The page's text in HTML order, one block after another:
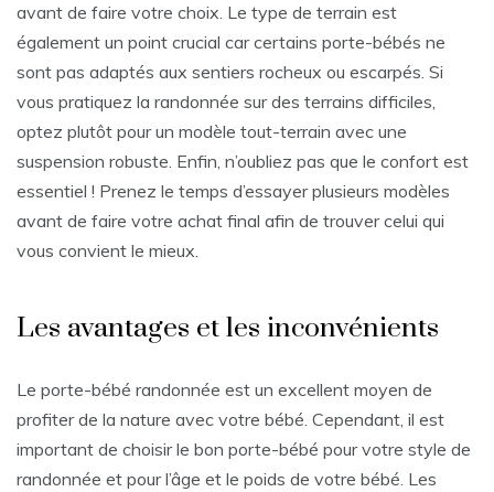
avant de faire votre choix. Le type de terrain est
également un point crucial car certains porte-bébés ne
sont pas adaptés aux sentiers rocheux ou escarpés. Si
vous pratiquez la randonnée sur des terrains difficiles,
optez plutôt pour un modèle tout-terrain avec une
suspension robuste. Enfin, n’oubliez pas que le confort est
essentiel ! Prenez le temps d’essayer plusieurs modèles
avant de faire votre achat final afin de trouver celui qui
vous convient le mieux.
Les avantages et les inconvénients
Le porte-bébé randonnée est un excellent moyen de
profiter de la nature avec votre bébé. Cependant, il est
important de choisir le bon porte-bébé pour votre style de
randonnée et pour l’âge et le poids de votre bébé. Les